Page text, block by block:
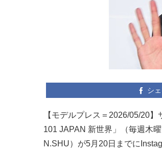
シ
【モデルプレス＝2026/05/20
101 JAPAN 新世界」（毎週木
N.SHU）が5月20日までに